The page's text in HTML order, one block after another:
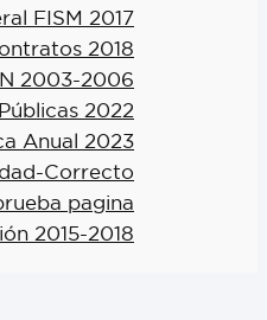
FISM 2017
2018
2003-2006
2022
Anual 2023
Correcto
pagina
2015-2018